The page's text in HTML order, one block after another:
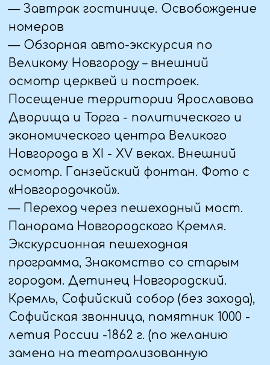
При выборе одежды следует
учитывать возможность дождя и
частые, временами достаточно
сильные, ветры.
— Верхняя одежда по сезону
— свитер или толстовка/футболка
— головной убор (шапка, кепка и тд.).
— брюки/легинсы/джинсы
— удобная обувь спортивного типа,
кроссовки (лучше иметь с собой две
пары).
— солнцезащитные очки,
Одежда
— надувная подушка под шею.
— индивидуальную аптечку.
— возьмите с собой питьевую воду,
тормозок перекусить (орешки не
соленые, печенье, фрукты, продукты
питания длительного хранения, не
портящиеся).
— предметы личной гигиены
(шампунь, гель, зубная паста и тд.)
удостоверяющих личность
(паспорта, свид-ва о рождении) на
случай утери оригиналов.